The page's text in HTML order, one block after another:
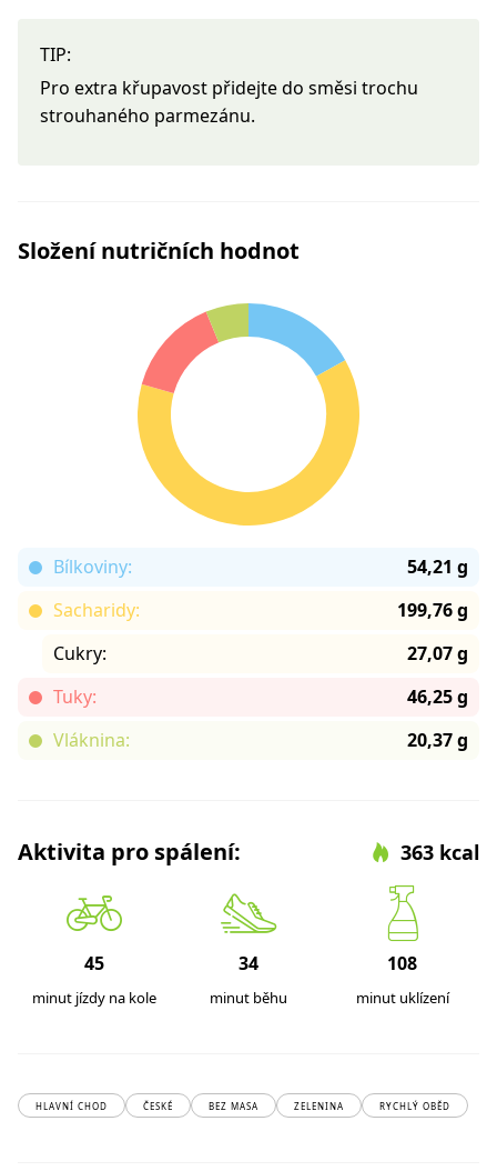
TIP:
Pro extra křupavost přidejte do směsi trochu
strouhaného parmezánu.
Složení nutričních hodnot
Bílkoviny:
54,21 g
Sacharidy:
199,76 g
Cukry:
27,07 g
Tuky:
46,25 g
Vláknina:
20,37 g
Aktivita pro spálení: 363 kcal
45
minut jízdy na kole
34
minut běhu
108
minut uklízení
HLAVNÍ CHOD ČESKÉ BEZ MASA ZELENINA RYCHLÝ OBĚD